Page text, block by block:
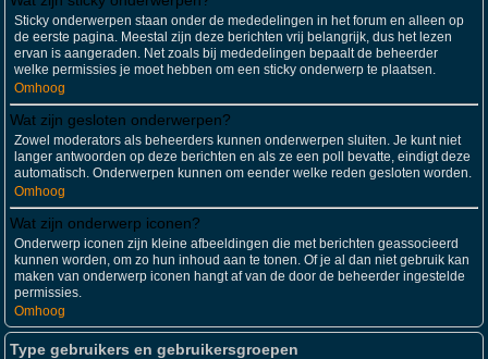
Sticky onderwerpen staan onder de mededelingen in het forum en alleen op
de eerste pagina. Meestal zijn deze berichten vrij belangrijk, dus het lezen
ervan is aangeraden. Net zoals bij mededelingen bepaalt de beheerder
welke permissies je moet hebben om een sticky onderwerp te plaatsen.
Omhoog
Wat zijn gesloten onderwerpen?
Zowel moderators als beheerders kunnen onderwerpen sluiten. Je kunt niet
langer antwoorden op deze berichten en als ze een poll bevatte, eindigt deze
automatisch. Onderwerpen kunnen om eender welke reden gesloten worden.
Omhoog
Wat zijn onderwerp iconen?
Onderwerp iconen zijn kleine afbeeldingen die met berichten geassocieerd
kunnen worden, om zo hun inhoud aan te tonen. Of je al dan niet gebruik kan
maken van onderwerp iconen hangt af van de door de beheerder ingestelde
permissies.
Omhoog
Type gebruikers en gebruikersgroepen